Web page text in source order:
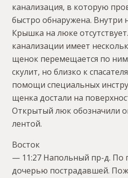
канализация, в которую
быстро обнаружена. Внутри
Крышка на люке
канализации имеет
щенок перемещается по ним
скулит, но близко к
помощи специальных
щенка достали на
Открытый люк обозначили
лентой.
Восток
— 11:27 Напольный пр-д. По
дочерью пострадавшей.